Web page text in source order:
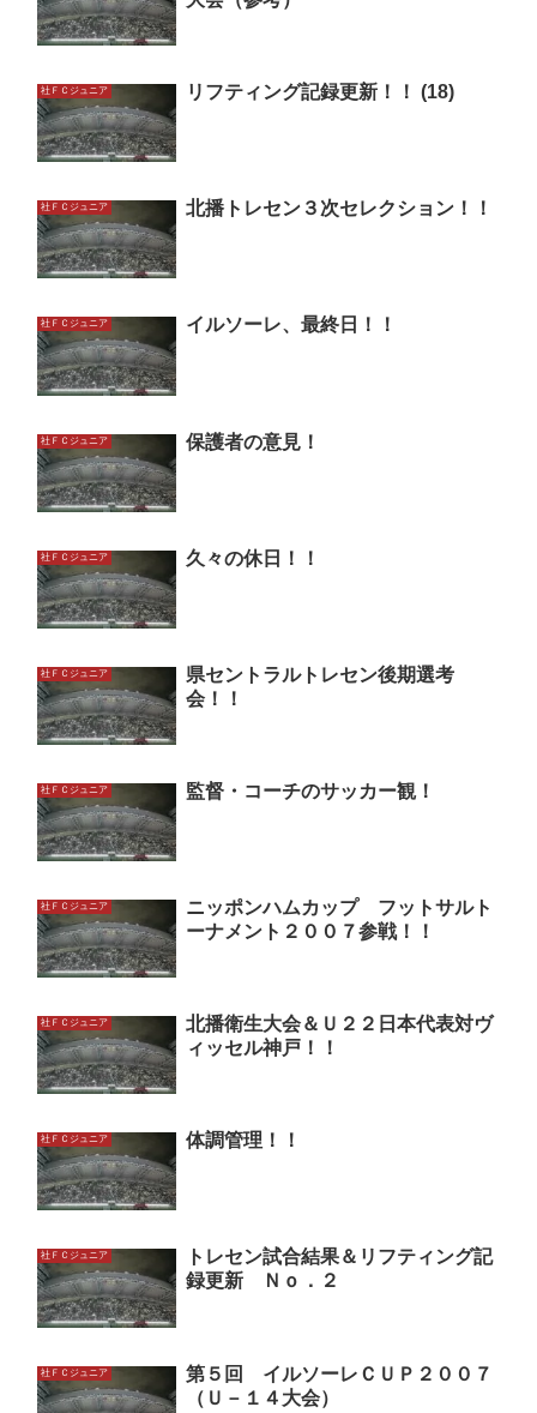
社ＦＣジュニア リフティング記録更新！！ (18)
社ＦＣジュニア 北播トレセン３次セレクション！！
社ＦＣジュニア イルソーレ、最終日！！
社ＦＣジュニア 保護者の意見！
社ＦＣジュニア 久々の休日！！
社ＦＣジュニア
県セントラルトレセン後期選考
会！！
社ＦＣジュニア 監督・コーチのサッカー観！
社ＦＣジュニア
ニッポンハムカップ フットサルト
ーナメント２００７参戦！！
社ＦＣジュニア
北播衛生大会＆Ｕ２２日本代表対ヴ
ィッセル神戸！！
社ＦＣジュニア 体調管理！！
社ＦＣジュニア
トレセン試合結果＆リフティング記
録更新 Ｎｏ．２
社ＦＣジュニア
第５回 イルソーレＣＵＰ２００７
（Ｕ－１４大会）